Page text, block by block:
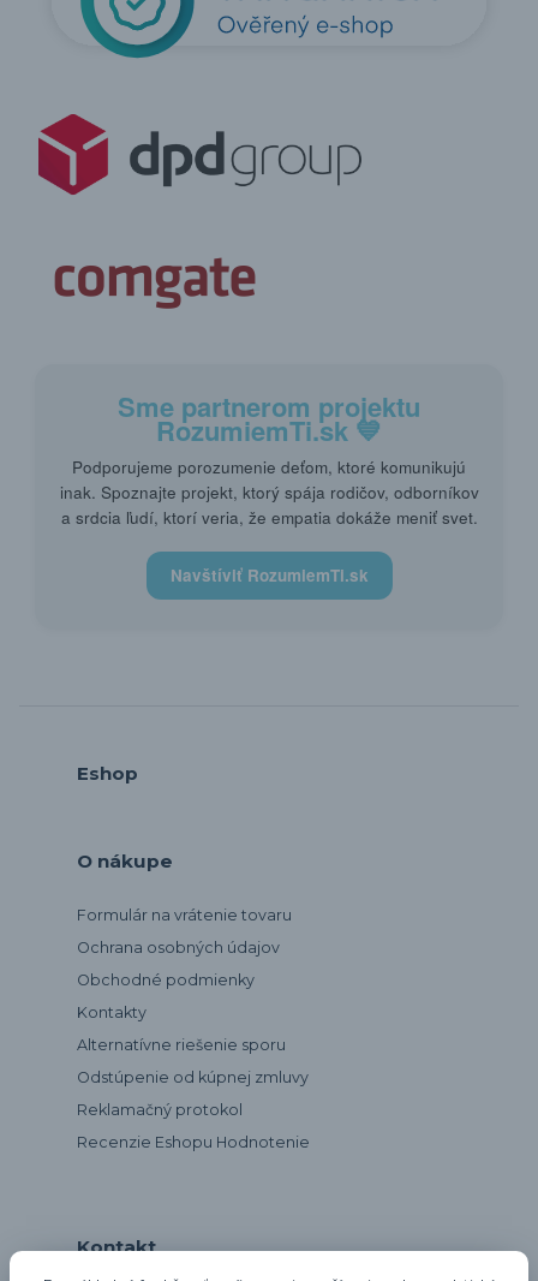
Sme partnerom projektu
RozumiemTi.sk💙
Podporujeme porozumenie deťom, ktoré komunikujú
inak. Spoznajte projekt, ktorý spája rodičov, odborníkov
a srdcia ľudí, ktorí veria, že empatia dokáže meniť svet.
Navštíviť RozumiemTi.sk
Eshop
O nákupe
Formulár na vrátenie tovaru
Ochrana osobných údajov
Obchodné podmienky
Kontakty
Alternatívne riešenie sporu
Odstúpenie od kúpnej zmluvy
Reklamačný protokol
Recenzie Eshopu Hodnotenie
Kontakt